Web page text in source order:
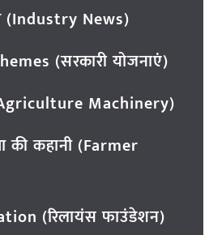
(Industry News)
(सरकारी योजनाएं)
Machinery)
की कहानी (Farmer
(रिलायंस फाउंडेशन)